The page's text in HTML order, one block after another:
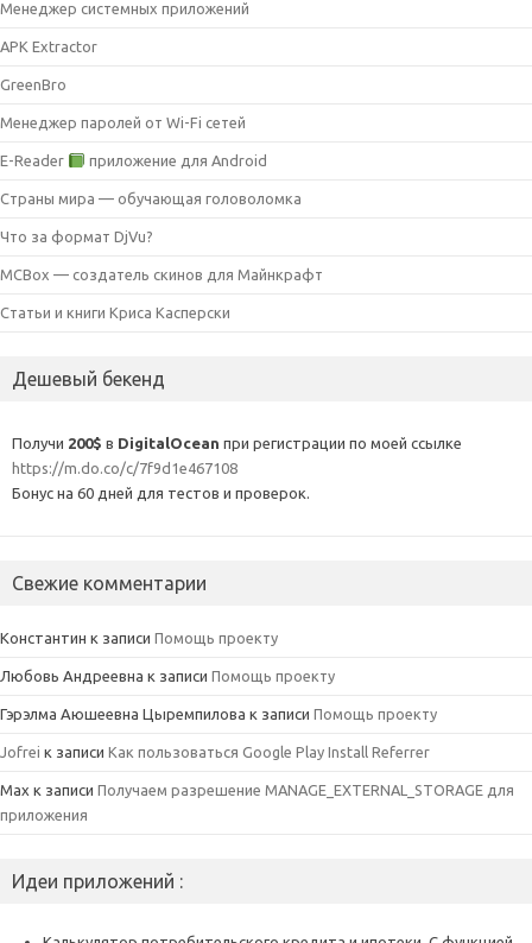
Менеджер системных приложений
APK Extractor
GreenBro
Менеджер паролей от Wi-Fi сетей
E-Reader приложение для Android
Страны мира — обучающая головоломка
Что за формат DjVu?
MCBox — создатель скинов для Майнкрафт
Статьи и книги Криса Касперски
Дешевый бекенд
Получи 200$ в DigitalOcean при регистрации по моей ссылке
https://m.do.co/c/7f9d1e467108
Бонус на 60 дней для тестов и проверок.
Свежие комментарии
Константин к записи Помощь проекту
Любовь Андреевна к записи Помощь проекту
Гэрэлма Аюшеевна Цыремпилова к записи Помощь проекту
Jofrei к записи Как пользоваться Google Play Install Referrer
Max к записи Получаем разрешение MANAGE_EXTERNAL_STORAGE для
приложения
Идеи приложений :